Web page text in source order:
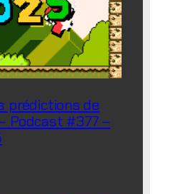
prédictions de
Podcast #377 –